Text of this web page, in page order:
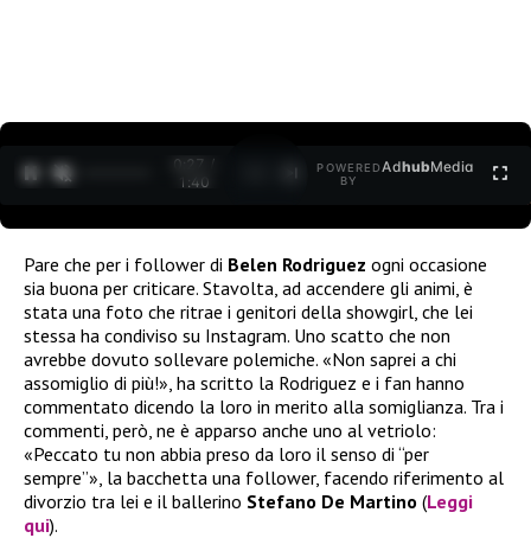
0:27 /
1:40
POWERED
BY
AdhubMedia
Pare che per i follower di Belen Rodriguez ogni occasione
sia buona per criticare. Stavolta, ad accendere gli animi, è
stata una foto che ritrae i genitori della showgirl, che lei
stessa ha condiviso su Instagram. Uno scatto che non
avrebbe dovuto sollevare polemiche. «Non saprei a chi
assomiglio di più!», ha scritto la Rodriguez e i fan hanno
commentato dicendo la loro in merito alla somiglianza. Tra i
commenti, però, ne è apparso anche uno al vetriolo:
«Peccato tu non abbia preso da loro il senso di “per
sempre”», la bacchetta una follower, facendo riferimento al
divorzio tra lei e il ballerino Stefano De Martino (Leggi
qui).